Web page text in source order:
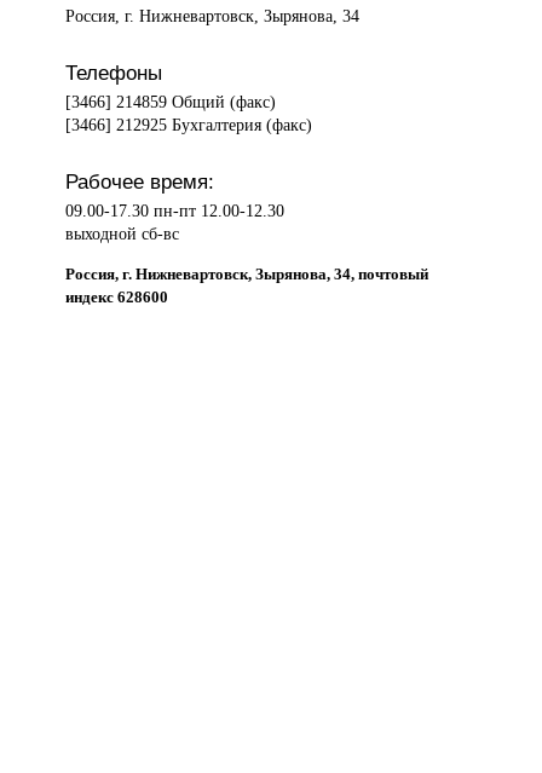
Россия, г. Нижневартовск, Зырянова, 34
Телефоны
[3466] 214859 Общий (факс)
[3466] 212925 Бухгалтерия (факс)
Рабочее время:
09.00-17.30 пн-пт 12.00-12.30
выходной сб-вс
Россия, г. Нижневартовск, Зырянова, 34, почтовый
индекс 628600